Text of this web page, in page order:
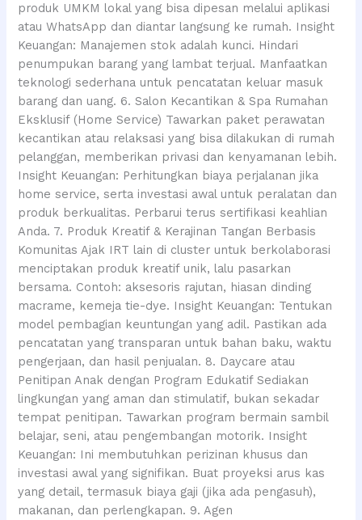
produk UMKM lokal yang bisa dipesan melalui aplikasi
atau WhatsApp dan diantar langsung ke rumah. Insight
Keuangan: Manajemen stok adalah kunci. Hindari
penumpukan barang yang lambat terjual. Manfaatkan
teknologi sederhana untuk pencatatan keluar masuk
barang dan uang. 6. Salon Kecantikan & Spa Rumahan
Eksklusif (Home Service) Tawarkan paket perawatan
kecantikan atau relaksasi yang bisa dilakukan di rumah
pelanggan, memberikan privasi dan kenyamanan lebih.
Insight Keuangan: Perhitungkan biaya perjalanan jika
home service, serta investasi awal untuk peralatan dan
produk berkualitas. Perbarui terus sertifikasi keahlian
Anda. 7. Produk Kreatif & Kerajinan Tangan Berbasis
Komunitas Ajak IRT lain di cluster untuk berkolaborasi
menciptakan produk kreatif unik, lalu pasarkan
bersama. Contoh: aksesoris rajutan, hiasan dinding
macrame, kemeja tie-dye. Insight Keuangan: Tentukan
model pembagian keuntungan yang adil. Pastikan ada
pencatatan yang transparan untuk bahan baku, waktu
pengerjaan, dan hasil penjualan. 8. Daycare atau
Penitipan Anak dengan Program Edukatif Sediakan
lingkungan yang aman dan stimulatif, bukan sekadar
tempat penitipan. Tawarkan program bermain sambil
belajar, seni, atau pengembangan motorik. Insight
Keuangan: Ini membutuhkan perizinan khusus dan
investasi awal yang signifikan. Buat proyeksi arus kas
yang detail, termasuk biaya gaji (jika ada pengasuh),
makanan, dan perlengkapan. 9. Agen